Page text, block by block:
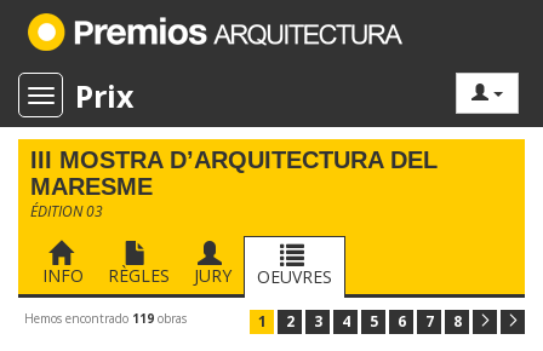
Toggle navigation
Prix
III MOSTRA D’ARQUITECTURA DEL
MARESME
ÉDITION 03
INFO RÈGLES JURY OEUVRES
1 2 3 4 5 6 7 8
Hemos encontrado 119 obras